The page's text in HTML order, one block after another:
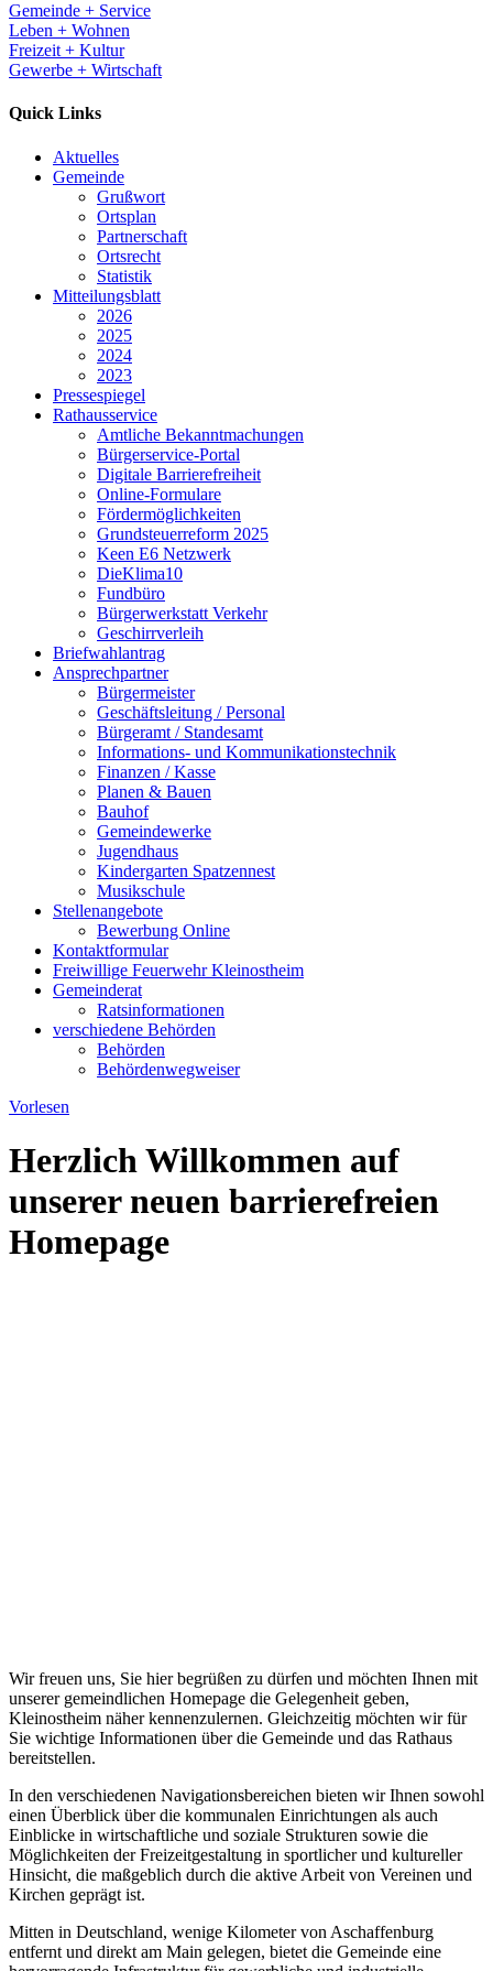
Gemeinde + Service
Leben + Wohnen
Freizeit + Kultur
Gewerbe + Wirtschaft
Quick Links
Aktuelles
Gemeinde
Grußwort
Ortsplan
Partnerschaft
Ortsrecht
Statistik
Mitteilungsblatt
2026
2025
2024
2023
Pressespiegel
Rathausservice
Amtliche Bekanntmachungen
Bürgerservice-Portal
Digitale Barrierefreiheit
Online-Formulare
Fördermöglichkeiten
Grundsteuerreform 2025
Keen E6 Netzwerk
DieKlima10
Fundbüro
Bürgerwerkstatt Verkehr
Geschirrverleih
Briefwahlantrag
Ansprechpartner
Bürgermeister
Geschäftsleitung / Personal
Bürgeramt / Standesamt
Informations- und Kommunikationstechnik
Finanzen / Kasse
Planen & Bauen
Bauhof
Gemeindewerke
Jugendhaus
Kindergarten Spatzennest
Musikschule
Stellenangebote
Bewerbung Online
Kontaktformular
Freiwillige Feuerwehr Kleinostheim
Gemeinderat
Ratsinformationen
verschiedene Behörden
Behörden
Behördenwegweiser
Vorlesen
Herzlich Willkommen auf
unserer neuen barrierefreien
Homepage
Wir freuen uns, Sie hier begrüßen zu dürfen und möchten Ihnen mit
unserer gemeindlichen Homepage die Gelegenheit geben,
Kleinostheim näher kennenzulernen. Gleichzeitig möchten wir für
Sie wichtige Informationen über die Gemeinde und das Rathaus
bereitstellen.
In den verschiedenen Navigationsbereichen bieten wir Ihnen sowohl
einen Überblick über die kommunalen Einrichtungen als auch
Einblicke in wirtschaftliche und soziale Strukturen sowie die
Möglichkeiten der Freizeitgestaltung in sportlicher und kultureller
Hinsicht, die maßgeblich durch die aktive Arbeit von Vereinen und
Kirchen geprägt ist.
Mitten in Deutschland, wenige Kilometer von Aschaffenburg
entfernt und direkt am Main gelegen, bietet die Gemeinde eine